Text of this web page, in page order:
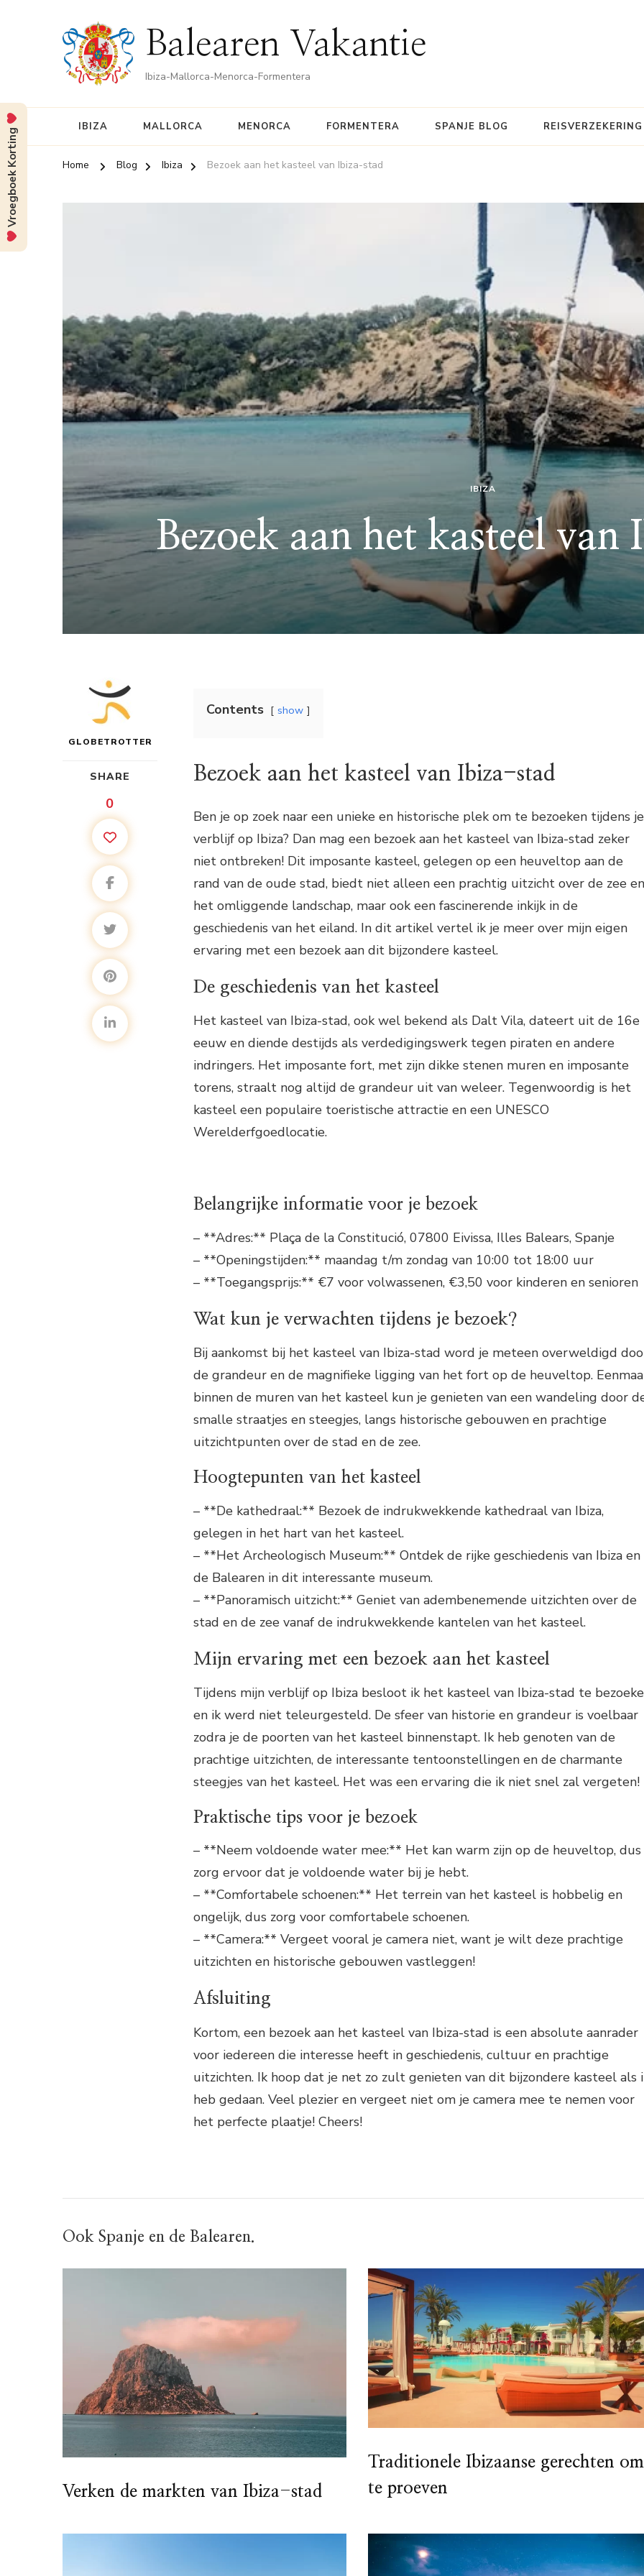
Balearen Vakantie
Ibiza-Mallorca-Menorca-Formentera
IBIZA MALLORCA MENORCA FORMENTERA SPANJE BLOG REISVERZEKERING
Home Blog Ibiza Bezoek aan het kasteel van Ibiza-stad
IBIZA
Bezoek aan het kasteel van
GLOBETROTTER
SHARE
0
Contents show
Bezoek aan het kasteel van Ibiza-stad
Ben je op zoek naar een unieke en historische plek om te bezoeken tijdens je
verblijf op Ibiza? Dan mag een bezoek aan het kasteel van Ibiza-stad zeker
niet ontbreken! Dit imposante kasteel, gelegen op een heuveltop aan de
rand van de oude stad, biedt niet alleen een prachtig uitzicht over de zee en
het omliggende landschap, maar ook een fascinerende inkijk in de
geschiedenis van het eiland. In dit artikel vertel ik je meer over mijn eigen
ervaring met een bezoek aan dit bijzondere kasteel.
De geschiedenis van het kasteel
Het kasteel van Ibiza-stad, ook wel bekend als Dalt Vila, dateert uit de 16e
eeuw en diende destijds als verdedigingswerk tegen piraten en andere
indringers. Het imposante fort, met zijn dikke stenen muren en imposante
torens, straalt nog altijd de grandeur uit van weleer. Tegenwoordig is het
kasteel een populaire toeristische attractie en een UNESCO
Werelderfgoedlocatie.
Belangrijke informatie voor je bezoek
– **Adres:** Plaça de la Constitució, 07800 Eivissa, Illes Balears, Spanje
– **Openingstijden:** maandag t/m zondag van 10:00 tot 18:00 uur
– **Toegangsprijs:** €7 voor volwassenen, €3,50 voor kinderen en senioren
Wat kun je verwachten tijdens je bezoek?
Bij aankomst bij het kasteel van Ibiza-stad word je meteen overweldigd
de grandeur en de magnifieke ligging van het fort op de heuveltop.
binnen de muren van het kasteel kun je genieten van een wandeling door
smalle straatjes en steegjes, langs historische gebouwen en prachtige
uitzichtpunten over de stad en de zee.
Hoogtepunten van het kasteel
– **De kathedraal:** Bezoek de indrukwekkende kathedraal van Ibiza,
gelegen in het hart van het kasteel.
– **Het Archeologisch Museum:** Ontdek de rijke geschiedenis van Ibiza en
de Balearen in dit interessante museum.
– **Panoramisch uitzicht:** Geniet van adembenemende uitzichten over de
stad en de zee vanaf de indrukwekkende kantelen van het kasteel.
Mijn ervaring met een bezoek aan het kasteel
Tijdens mijn verblijf op Ibiza besloot ik het kasteel van Ibiza-stad te
en ik werd niet teleurgesteld. De sfeer van historie en grandeur is voelbaar
zodra je de poorten van het kasteel binnenstapt. Ik heb genoten van de
prachtige uitzichten, de interessante tentoonstellingen en de charmante
steegjes van het kasteel. Het was een ervaring die ik niet snel zal vergeten!
Praktische tips voor je bezoek
– **Neem voldoende water mee:** Het kan warm zijn op de heuveltop, dus
zorg ervoor dat je voldoende water bij je hebt.
– **Comfortabele schoenen:** Het terrein van het kasteel is hobbelig en
ongelijk, dus zorg voor comfortabele schoenen.
– **Camera:** Vergeet vooral je camera niet, want je wilt deze prachtige
uitzichten en historische gebouwen vastleggen!
Afsluiting
Kortom, een bezoek aan het kasteel van Ibiza-stad is een absolute aanrader
voor iedereen die interesse heeft in geschiedenis, cultuur en prachtige
uitzichten. Ik hoop dat je net zo zult genieten van dit bijzondere kasteel als
heb gedaan. Veel plezier en vergeet niet om je camera mee te nemen voor
het perfecte plaatje! Cheers!
Ook Spanje en de Balearen.
Verken de markten van Ibiza-stad
Traditionele Ibizaanse gerechten om
te proeven
Vroegboek Korting